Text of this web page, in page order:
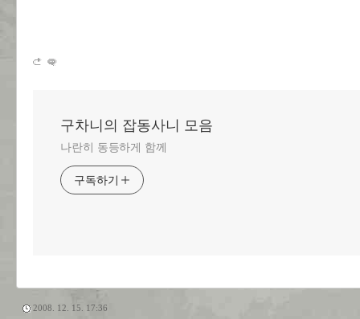
구차니의 잡동사니 모음
나란히 동등하게 함께
구독하기
2008. 12. 15. 17:36